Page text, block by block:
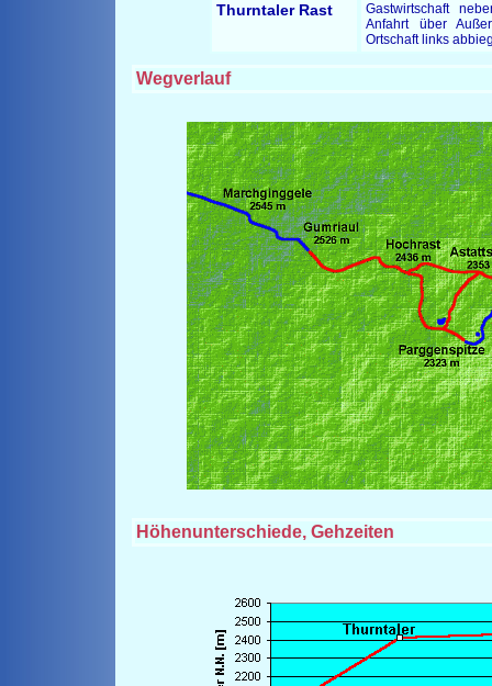
Thurntaler Rast
Gastwirtschaft
Anfahrt über
Ortschaft links
Wegverlauf
Höhenunterschiede, Gehzeiten